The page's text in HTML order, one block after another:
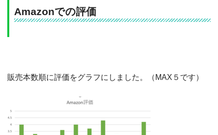
Amazonでの評価
販売本数順に評価をグラフにしました。（MAX５です）